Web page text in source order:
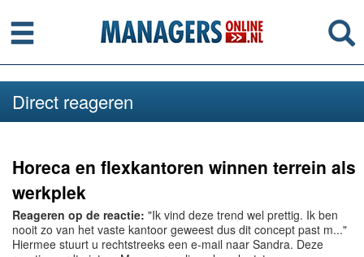
Menu
Direct reageren
Horeca en flexkantoren winnen terrein als
werkplek
Reageren op de reactie: "Ik vind deze trend wel prettig. Ik ben
nooit zo van het vaste kantoor geweest dus dit concept past m..."
Hiermee stuurt u rechtstreeks een e-mail naar Sandra. Deze